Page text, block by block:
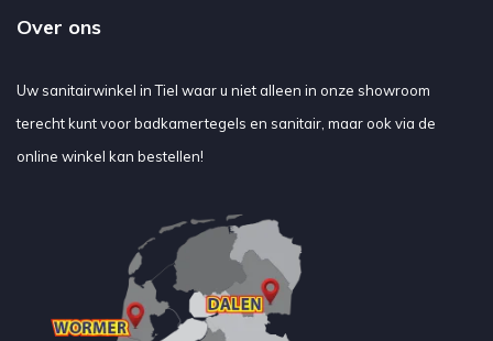
Over ons
Uw sanitairwinkel in Tiel waar u niet alleen in onze showroom
terecht kunt voor badkamertegels en sanitair, maar ook via de
online winkel kan bestellen!